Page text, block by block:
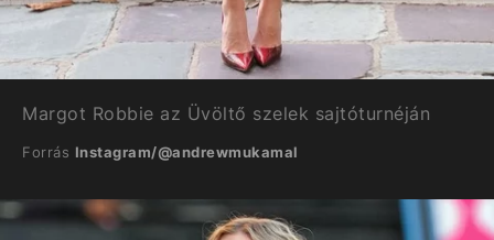
Margot Robbie az Üvöltő szelek sajtóturnéján
Forrás Instagram/@andrewmukamal